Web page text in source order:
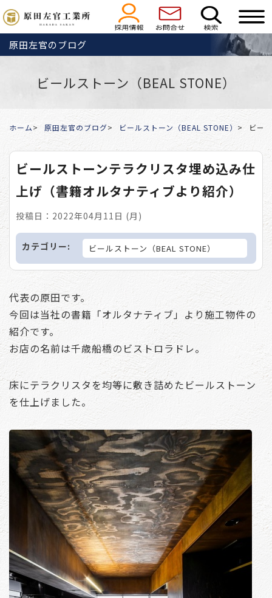
原田左官のブログ
ビールストーン（BEAL STONE）
ホーム 原田左官のブログ ビールストーン（BEAL STONE） ビー
ビールストーンテラクリスタ埋め込み仕
上げ（書籍オルタナティブより紹介）
投稿日：2022年04月11日 (月)
カテゴリー: ビールストーン（BEAL STONE）
代表の原田です。
今回は当社の書籍「オルタナティブ」より施工物件の
紹介です。
お店の名前は千歳船橋のビストロラドレ。
床にテラクリスタを均等に敷き詰めたビールストーン
を仕上げました。